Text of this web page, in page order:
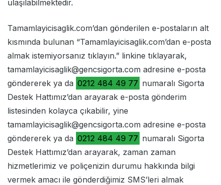
ulaşılabilmektedir.
Tamamlayicisaglik.com’dan gönderilen e-postaların alt
kısmında bulunan “Tamamlayicisaglik.com’dan e-posta
almak istemiyorsanız tıklayın.” linkine tıklayarak,
tamamlayicisaglik@gencsigorta.com adresine e-posta
göndererek ya da 0212 484 49 77 numaralı Sigorta
Destek Hattımız’dan arayarak e-posta gönderim
listesinden kolayca çıkabilir, yine
tamamlayicisaglik@gencsigorta.com adresine e-posta
göndererek ya da 0212 484 49 77 numaralı Sigorta
Destek Hattımız’dan arayarak, zaman zaman
hizmetlerimiz ve poliçenizin durumu hakkında bilgi
vermek amacı ile gönderdiğimiz SMS’leri almak